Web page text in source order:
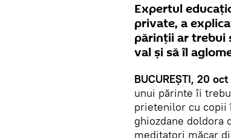
Expertul
private, a
părinții ar trebui
val și să îl
BUCUREȘTI, 20
unui părinte îi
prietenilor cu copii
ghiozdane doldora
meditatori măcar